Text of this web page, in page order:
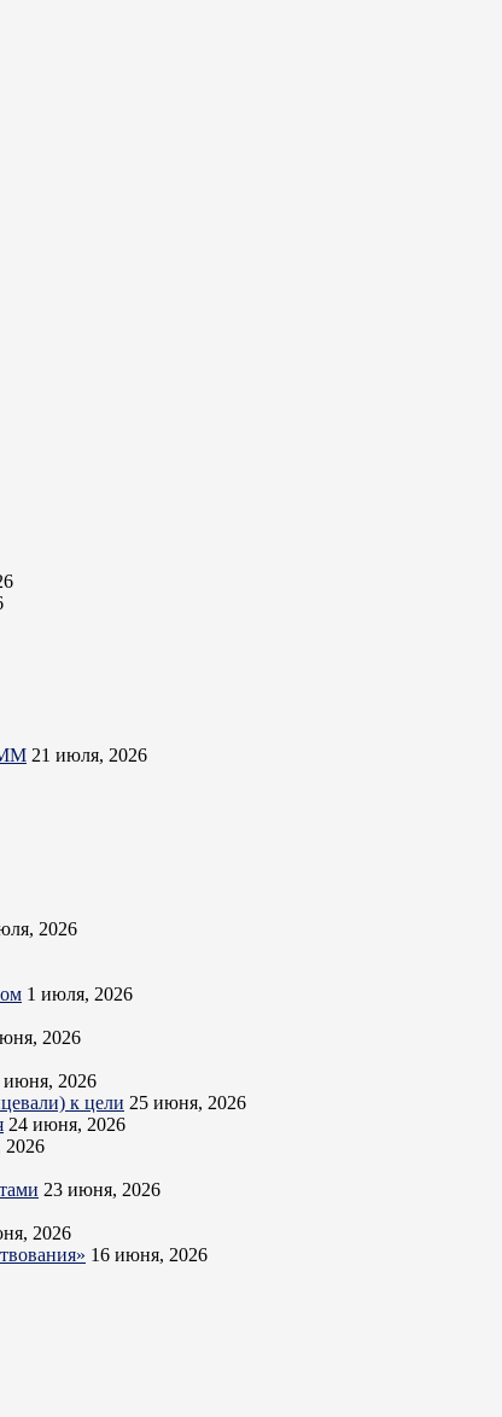
21 июля, 2026
2026
1 июля, 2026
2026
июня, 2026
к цели 25 июня, 2026
24 июня, 2026
2026
23 июня, 2026
2026
16 июня, 2026